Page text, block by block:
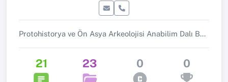
Protohistorya ve Ön Asya Arkeolojisi Anabilim Dalı Başkanı
21 23 0 0